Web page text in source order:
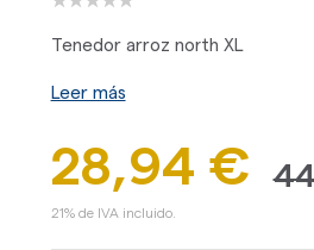
Tenedor arroz north XL
Leer más
28,94 €
21% de IVA incluido.